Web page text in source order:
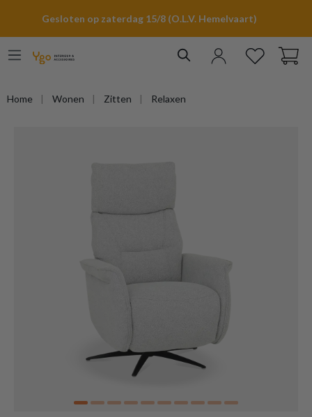
Gesloten op zaterdag 15/8 (O.L.V. Hemelvaart)
Home Wonen Zitten Relaxen